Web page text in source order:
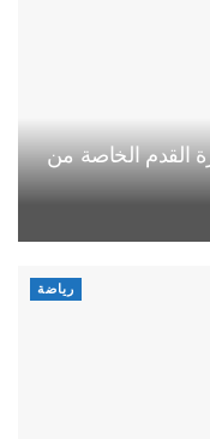
القدم الخاصة من
رياضة